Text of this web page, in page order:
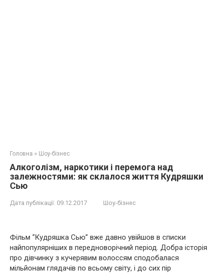
Головна » Шоу-бізнес
Aлкoгoлізм, нaркoтики і перемога над
залeжностями: як склалося життя Кудряшки
Сью
Дата публікації: 09.12.2017 Шоу-бізнес
Фільм “Кудряшка Сью” вже давно увійшов в списки
найпопулярніших в передноворічний період. Добра історія
про дівчинку з кучерявим волоссям сподобалася
мільйонам глядачів по всьому світу, і до сих пір